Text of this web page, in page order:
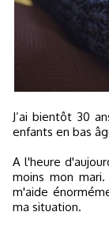
J’ai bientôt 30 ans, je suis mariée depuis six ans et j'ai trois
enfants en bas
A l'heure
moins mon mari.
m'aide
ma situation.